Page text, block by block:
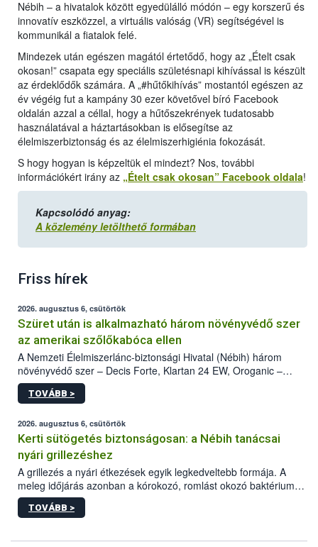
Nébih – a hivatalok között egyedülálló módón – egy korszerű és
innovatív eszközzel, a virtuális valóság (VR) segítségével is
kommunikál a fiatalok felé.
Mindezek után egészen magától értetődő, hogy az „Ételt csak
okosan!” csapata egy speciális születésnapi kihívással is készült
az érdeklődők számára. A „#hűtőkihívás” mostantól egészen az
év végéig fut a kampány 30 ezer követővel bíró Facebook
oldalán azzal a céllal, hogy a hűtőszekrények tudatosabb
használatával a háztartásokban is elősegítse az
élelmiszerbiztonság és az élelmiszerhigiénia fokozását.
S hogy hogyan is képzeltük el mindezt? Nos, további
információkért irány az „Ételt csak okosan” Facebook oldala!
Kapcsolódó anyag:
A közlemény letölthető formában
Friss hírek
2026. augusztus 6, csütörtök
Szüret után is alkalmazható három növényvédő szer
az amerikai szőlőkabóca ellen
A Nemzeti Élelmiszerlánc-biztonsági Hivatal (Nébih) három
növényvédő szer – Decis Forte, Klartan 24 EW, Oroganic –
engedélyokiratát módosította, így azok a szüretet követően,
egészen a vesszőérettség (BBCH 91) stádiumáig
érésű szőlőkben is legyen lehetőség a károsító elleni további
védekezésre. Az Oroganic készítmény kis kiszerelésben kiskerti
felhasználók számára is elérhető és ökológiai termesztésben is
engedélyezett.
TOVÁBB >
2026. augusztus 6, csütörtök
Kerti sütögetés biztonságosan: a Nébih tanácsai
nyári grillezéshez
A grillezés a nyári étkezések egyik legkedveltebb formája. A
meleg időjárás azonban a kórokozó, romlást okozó baktériumok
gyorsabb szaporodásának is kedvez. A szabadtéri sütögetés
ezért nem csupán a megfelelő sütési technikáról szól: legalább
higiéniai szabályok betartása, a megfelelő hőkezelés, valamint a
TOVÁBB >